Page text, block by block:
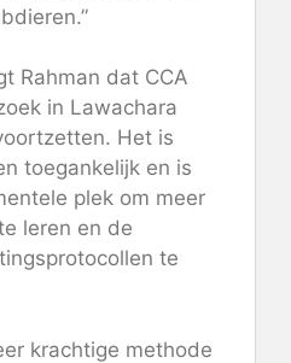
Rahman dat CCA
in Lawachara
Het is
toegankelijk en is
plek om meer
leren en de
te
krachtige methode